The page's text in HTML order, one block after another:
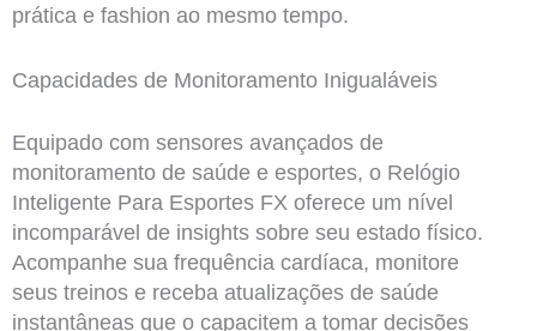
prática e fashion ao mesmo tempo.
Capacidades de Monitoramento Inigualáveis
Equipado com sensores avançados de
monitoramento de saúde e esportes, o Relógio
Inteligente Para Esportes FX oferece um nível
incomparável de insights sobre seu estado físico.
Acompanhe sua frequência cardíaca, monitore
seus treinos e receba atualizações de saúde
instantâneas que o capacitem a tomar decisões